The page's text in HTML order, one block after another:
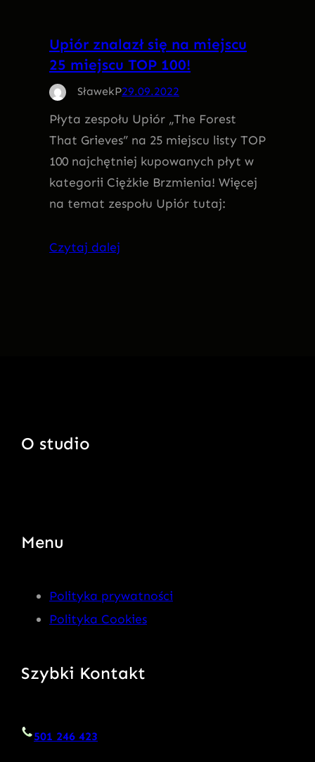
Upiór znalazł się na miejscu
25 miejscu TOP 100!
SławekP29.09.2022
Płyta zespołu Upiór „The Forest
That Grieves” na 25 miejscu listy TOP
100 najchętniej kupowanych płyt w
kategorii Ciężkie Brzmienia! Więcej
na temat zespołu Upiór tutaj:
Czytaj dalej
O studio
Menu
Polityka prywatności
Polityka Cookies
Szybki Kontakt
501 246 423